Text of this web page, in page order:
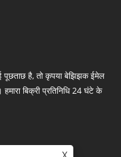
पूछताछ है, तो कृपया बेझिझक ईमेल
बिक्री प्रतिनिधि 24 घंटे के